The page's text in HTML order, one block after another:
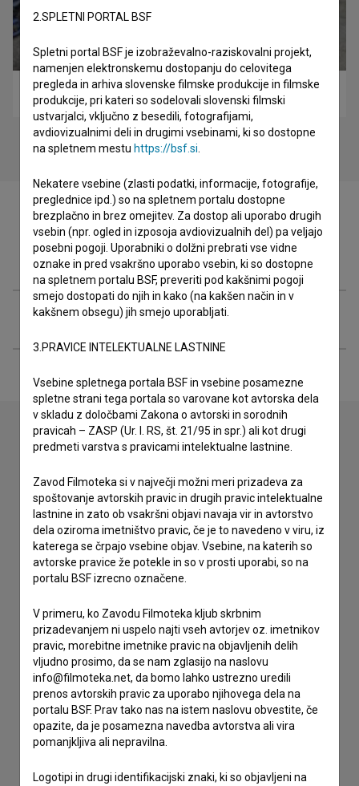
Trohnenje 2022 (2022)
Filmografija (1)
Razširjeni podatki
Spoštovani, s pomočjo spodnjega obrazca lahko stopite v
stik z uredništvom Baze slovenskih filmov. Veseli bomo vaših
odzivov.
imam vprašanje
prijavljam napako
želim dodati podatke
drugo
2.SPLETNI PORTAL BSF
Spletni portal BSF je izobraževalno-raziskovalni projekt,
namenjen elektronskemu dostopanju do celovitega
pregleda in arhiva slovenske filmske produkcije in filmske
produkcije, pri kateri so sodelovali slovenski filmski
ustvarjalci, vključno z besedili, fotografijami,
avdiovizualnimi deli in drugimi vsebinami, ki so dostopne
na spletnem mestu https://bsf.si
Nekatere vsebine (zlasti podatki, informacije, fotografije,
preglednice ipd.) so na spletnem portalu dostopne
brezplačno in brez omejitev. Za dostop ali uporabo drugih
vsebin (npr. ogled in izposoja avdiovizualnih del) pa veljajo
posebni pogoji. Uporabniki o dolžni prebrati vse vidne
oznake in pred vsakršno uporabo vsebin, ki so dostopne
na spletnem portalu BSF, preveriti pod kakšnimi pogoji
smejo dostopati do njih in kako (na kakšen način in v
kakšnem obsegu) jih smejo uporabljati.
3.PRAVICE INTELEKTUALNE LASTNINE
Vsebine spletnega portala BSF in vsebine posamezne
spletne strani tega portala so varovane kot avtorska dela
v skladu z določbami Zakona o avtorski in sorodnih
pravicah – ZASP (Ur. l. RS, št. 21/95 in spr.) ali kot drugi
predmeti varstva s pravicami intelektualne lastnine.
Zavod Filmoteka si v največji možni meri prizadeva za
spoštovanje avtorskih pravic in drugih pravic intelektualne
lastnine in zato ob vsakršni objavi navaja vir in avtorstvo
dela oziroma imetništvo pravic, če je to navedeno v viru, iz
katerega se črpajo vsebine objav. Vsebine, na katerih so
avtorske pravice že potekle in so v prosti uporabi, so na
portalu BSF izrecno označene.
V primeru, ko Zavodu Filmoteka kljub skrbnim
prizadevanjem ni uspelo najti vseh avtorjev oz. imetnikov
pravic, morebitne imetnike pravic na objavljenih delih
vljudno prosimo, da se nam zglasijo na naslovu
info@filmoteka.net, da bomo lahko ustrezno uredili
prenos avtorskih pravic za uporabo njihovega dela na
portalu BSF. Prav tako nas na istem naslovu obvestite, če
opazite, da je posamezna navedba avtorstva ali vira
pomanjkljiva ali nepravilna.
Logotipi in drugi identifikacijski znaki, ki so objavljeni na